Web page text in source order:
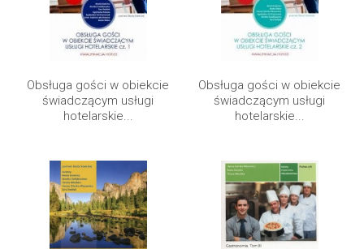
Obsługa gości w obiekcie
świadczącym usługi
hotelarskie...
Obsługa gości w obiekcie
świadczącym usługi
hotelarskie...